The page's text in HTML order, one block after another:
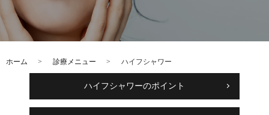
ホーム 診療メニュー ハイフシャワー
ハイフシャワーのポイント